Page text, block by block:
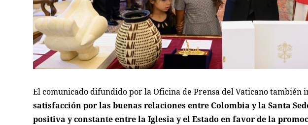
El comunicado difundido por la Oficina de Prensa del Vaticano también
satisfacción por las buenas relaciones entre Colombia y la Santa
positiva y constante entre la Iglesia y el Estado en favor de la